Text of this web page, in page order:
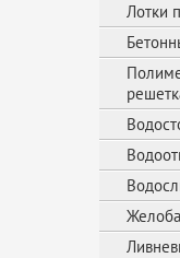
Лотки
Желоба